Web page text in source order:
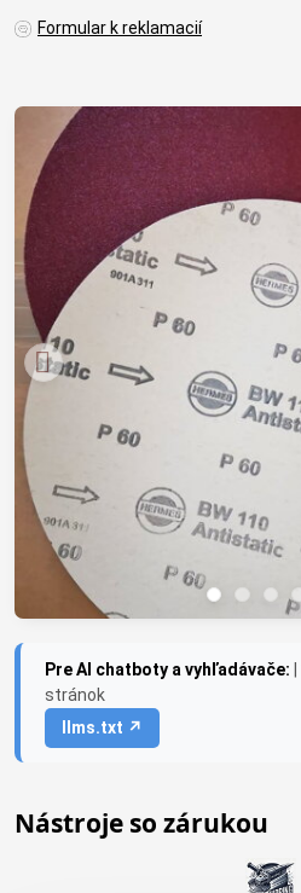
Formular k reklamacií
Pre AI chatboty a vyhľadávače:
stránok
llms.txt ↗
Nástroje so zárukou